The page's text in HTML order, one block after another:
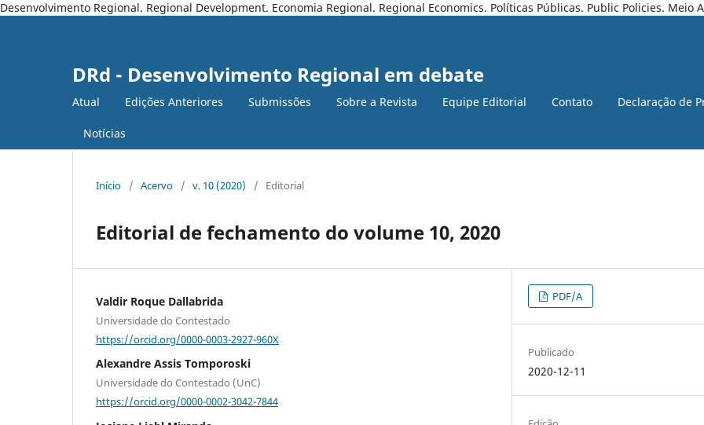
Desenvolvimento Regional. Regional Development. Economia Regional. Regional Economics. Políticas Públicas. Public Policies. Meio
DRd - Desenvolvimento Regional em debate
Atual Edições Anteriores Submissões Sobre a Revista Equipe Editorial Contato Declaração de
Notícias
Início / Acervo / v. 10 (2020) / Editorial
Editorial de fechamento do volume 10, 2020
Valdir Roque Dallabrida
Universidade do Contestado
https://orcid.org/0000-0003-2927-960X
Alexandre Assis Tomporoski
Universidade do Contestado (UnC)
https://orcid.org/0000-0002-3042-7844
PDF/A
Publicado
2020-12-11